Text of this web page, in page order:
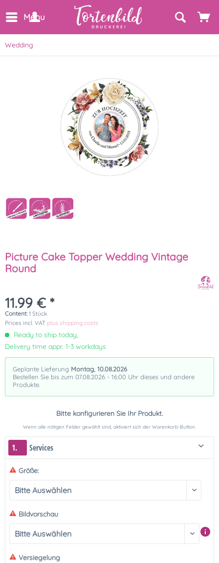
Menu
Wedding
Picture Cake Topper Wedding Vintage
Round
11.99 € *
Content: 1 Stück
Prices incl. VAT plus shipping costs
Ready to ship today,
Delivery time appr. 1-3 workdays
Geplante Lieferung Montag, 10.08.2026
Bestellen Sie bis zum 07.08.2026 - 16:00 Uhr dieses und andere
Produkte.
Bitte konfigurieren Sie Ihr Produkt.
Wenn alle nötigen Felder gewählt sind, aktiviert sich der Warenkorb-Button.
1. Services
Größe:
Bildvorschau
Versiegelung